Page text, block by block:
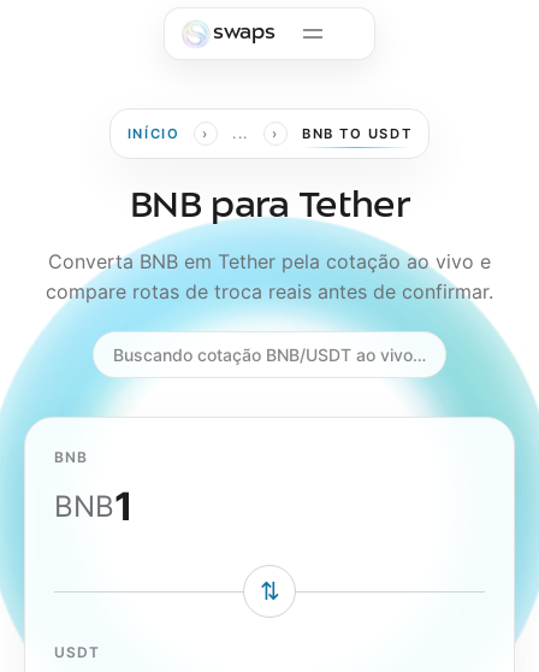
swaps
INÍCIO › ... › BNB TO USDT
BNB para Tether
Converta BNB em Tether pela cotação ao vivo e
compare rotas de troca reais antes de confirmar.
Buscando cotação BNB/USDT ao vivo…
BNB
BNB
⇅
USDT